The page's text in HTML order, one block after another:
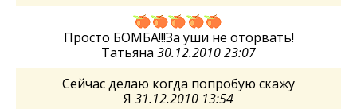
Просто БОМБА!!!За уши не оторвать!
Татьяна 30.12.2010 23:07
Сейчас делаю когда попробую скажу
Я 31.12.2010 13:54